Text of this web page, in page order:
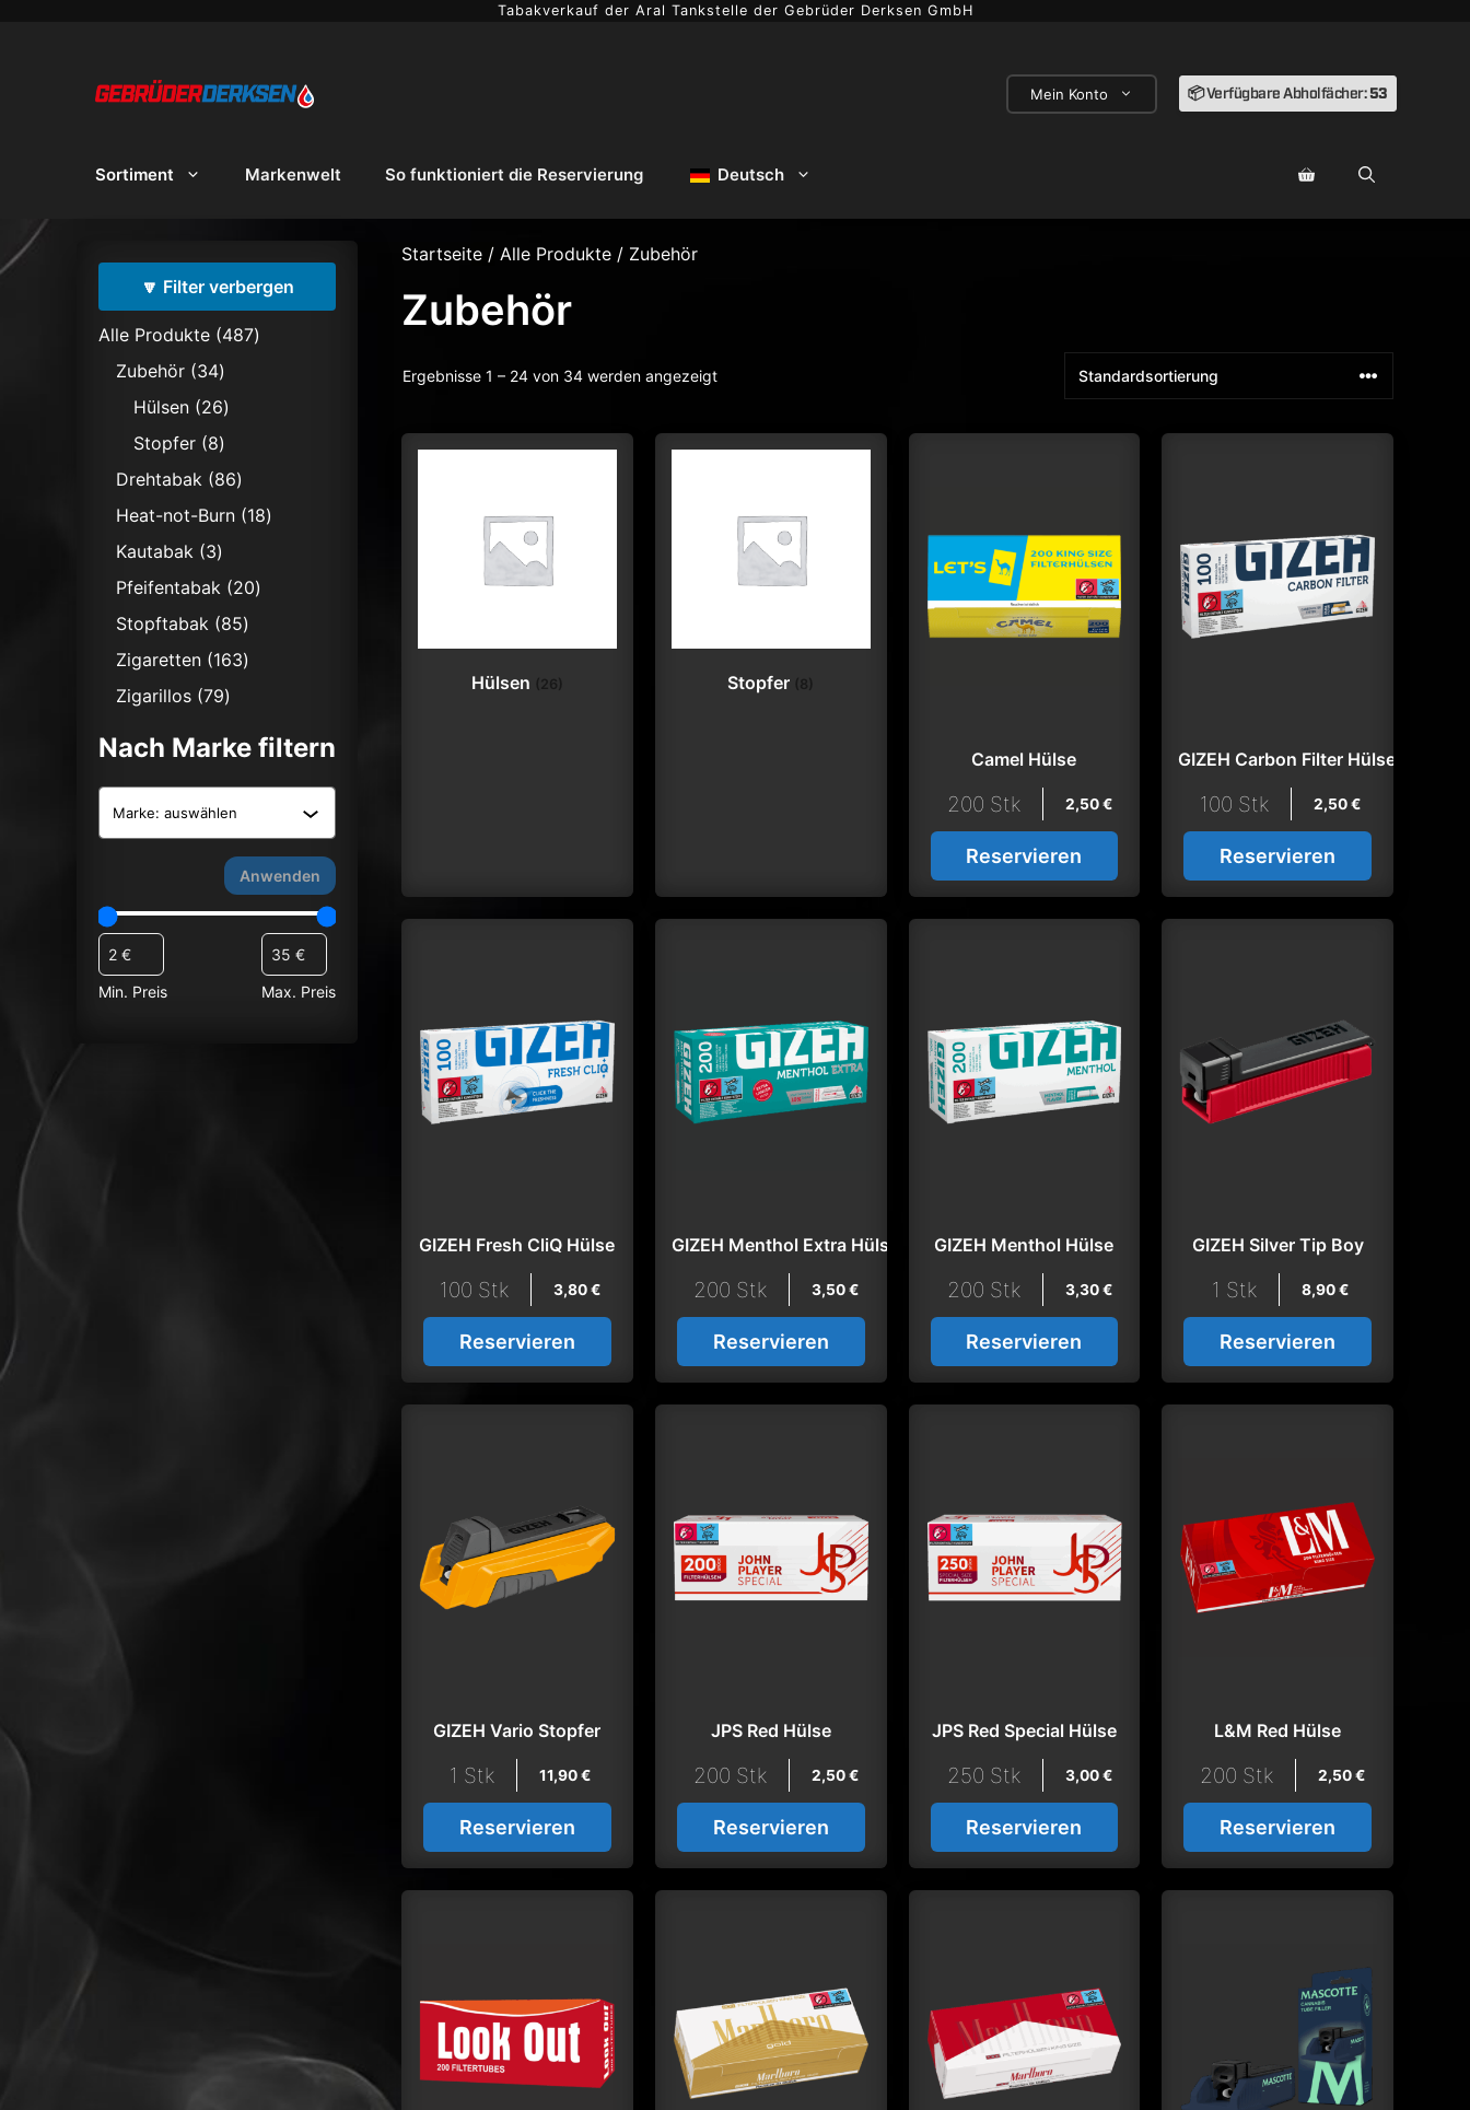
Tabakverkauf der Aral Tankstelle der Gebrüder Derksen GmbH
Mein Konto 📦 Verfügbare Abholfächer:53
Sortiment Markenwelt So funktioniert die Reservierung Deutsch
Startseite / Alle Produkte / Zubehör
Zubehör
Ergebnisse 1 – 24 von 34 werden angezeigt
Hülsen (26) Stopfer (8)
Camel Hülse
200 Stk 2,50€
Reservieren
GIZEH Carbon Filter Hülse
100 Stk 2,50€
Reservieren
GIZEH Fresh CliQ Hülse
100 Stk 3,80€
Reservieren
GIZEH Menthol Extra Hülse
200 Stk 3,50€
Reservieren
GIZEH Menthol Hülse
200 Stk 3,30€
Reservieren
GIZEH Silver Tip Boy
1 Stk 8,90€
Reservieren
GIZEH Vario Stopfer
1 Stk 11,90€
Reservieren
JPS Red Hülse
200 Stk 2,50€
Reservieren
JPS Red Special Hülse
250 Stk 3,00€
Reservieren
L&M Red Hülse
200 Stk 2,50€
Reservieren
🔽 Filter verbergen
Alle Produkte 487487
Zubehör 3434
Produkte
Hülsen 2626
Produkte
Stopfer 88
Produkte
Drehtabak 8686
Produkte
Heat-not-Burn 1818
Kautabak 33
Produkte
Pfeifentabak 2020
Stopftabak 8585
Produkte
Zigaretten 163163
Zigarillos 7979
Nach Marke filtern
Anwenden
Min. Preis Max. Preis